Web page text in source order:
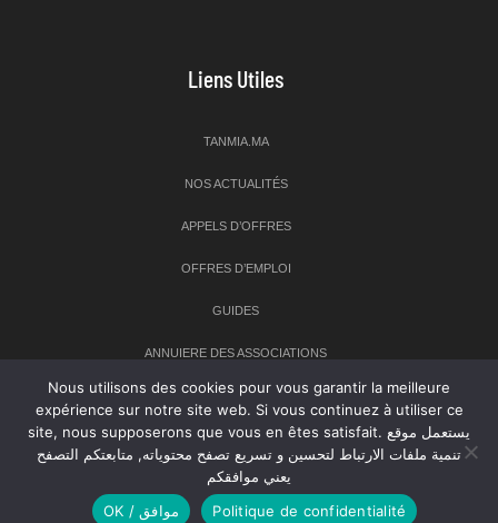
Liens Utiles
TANMIA.MA
NOS ACTUALITÉS
APPELS D’OFFRES
OFFRES D’EMPLOI
GUIDES
ANNUIERE DES ASSOCIATIONS
Newsletter
Inscrivez-vous à notre newsletter pour recevoir les dernières
nouvelles sur TANMIA
Nous utilisons des cookies pour vous garantir la meilleure
expérience sur notre site web. Si vous continuez à utiliser ce
site, nous supposerons que vous en êtes satisfait. يستعمل موقع
تنمية ملفات الارتباط لتحسين و تسريع تصفح محتوياته, متابعتكم التصفح
يعني موافقكم
OK / موافق
Politique de confidentialité